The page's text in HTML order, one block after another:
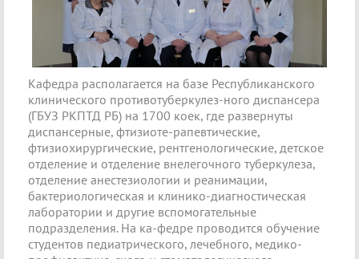
Кафедра располагается на базе Республиканского
клинического противотуберкулез-ного диспансера
(ГБУЗ РКПТД РБ) на 1700 коек, где развернуты
диспансерные, фтизиоте-рапевтические,
фтизиохирургические, рентгенологические, детское
отделение и отделение внелегочного туберкулеза,
отделение анестезиологии и реанимации,
бактериологическая и клинико-диагностическая
лаборатории и другие вспомогательные
подразделения. На ка-федре проводится обучение
студентов педиатрического, лечебного, медико-